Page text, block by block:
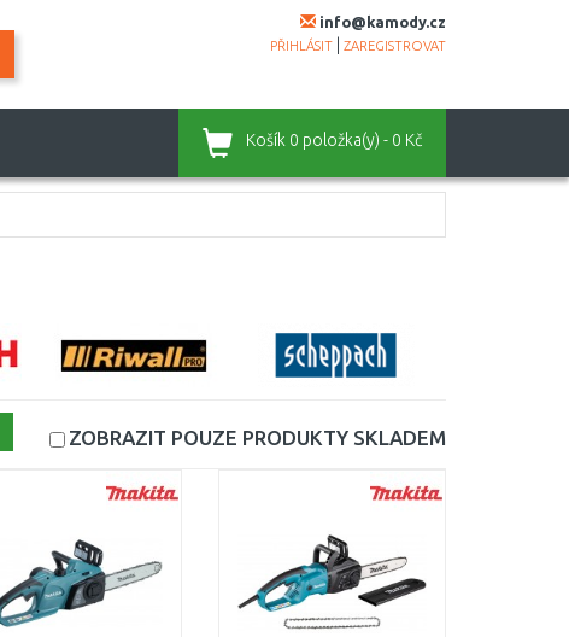
info@kamody.cz
PŘIHLÁSIT ZAREGISTROVAT
Košík 0 položka(y) - 0 Kč
ZOBRAZIT POUZE PRODUKTY SKLADEM